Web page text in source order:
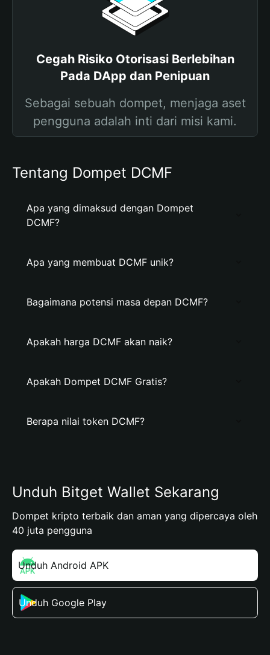
Cegah Risiko Otorisasi Berlebihan
Pada DApp dan Penipuan
Sebagai sebuah dompet, menjaga aset
pengguna adalah inti dari misi kami.
Tentang Dompet DCMF
Apa yang dimaksud dengan Dompet
DCMF?
Apa yang membuat DCMF unik?
Bagaimana potensi masa depan DCMF?
Apakah harga DCMF akan naik?
Apakah Dompet DCMF Gratis?
Berapa nilai token DCMF?
Unduh Bitget Wallet Sekarang
Dompet kripto terbaik dan aman yang dipercaya oleh
40 juta pengguna
Unduh Android APK
Unduh Google Play